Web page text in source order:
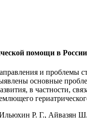
помощи в
и
основные
в частности,
Р. Г., Айвазян